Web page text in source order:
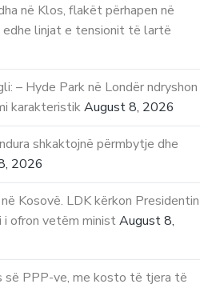
në Klos, flakët përhapen në
edhe linjat e tensionit të lartë
– Hyde Park në Londër ndryshon
karakteristikAugust 8, 2026
shkaktojnë përmbytje dhe
2026
Kosovë. LDK kërkon Presidentin
i ofron vetëm ministAugust 8,
së PPP-ve, me kosto të tjera të